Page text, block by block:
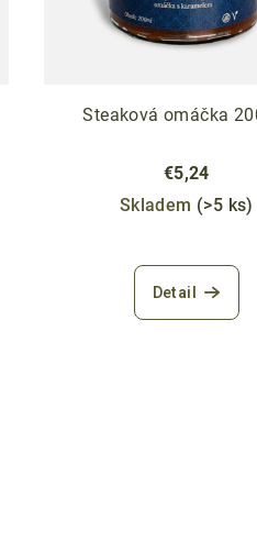
Steaková omáčka
€5,24
Skladem (>5 ks)
Detail